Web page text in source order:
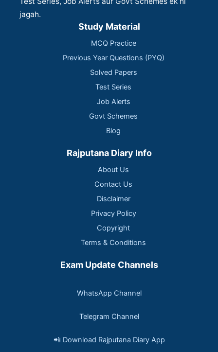
jagah.
Study Material
MCQ Practice
Previous Year Questions (PYQ)
Solved Papers
Test Series
Job Alerts
Govt Schemes
Blog
Rajputana Diary Info
About Us
Contact Us
Disclaimer
Privacy Policy
Copyright
Terms & Conditions
Exam Update Channels
WhatsApp Channel
Telegram Channel
📲 Download Rajputana Diary App